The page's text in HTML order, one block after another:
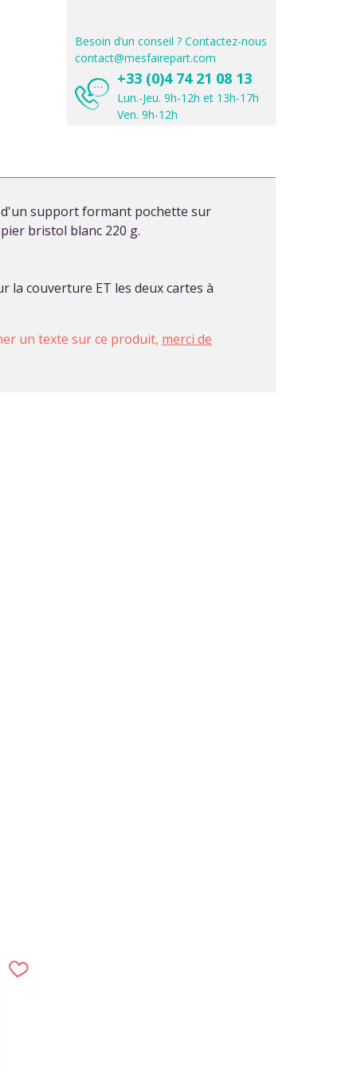
Besoin d’un conseil ? Contactez-nous
contact@mesfairepart.com
+33 (0)4 74 21 08 13
Lun.-Jeu. 9h-12h et 13h-17h
Ven. 9h-12h
d'un support formant pochette sur
bristol blanc 220 g.
la couverture ET les deux cartes à
un texte sur ce produit, merci de